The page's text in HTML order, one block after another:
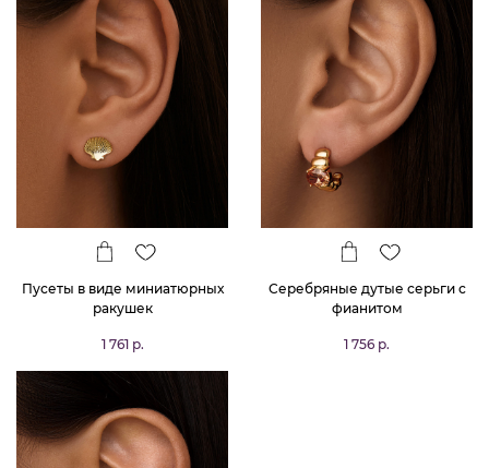
Пусеты в виде миниатюрных
ракушек
1 761 р.
Серебряные дутые серьги с
фианитом
1 756 р.